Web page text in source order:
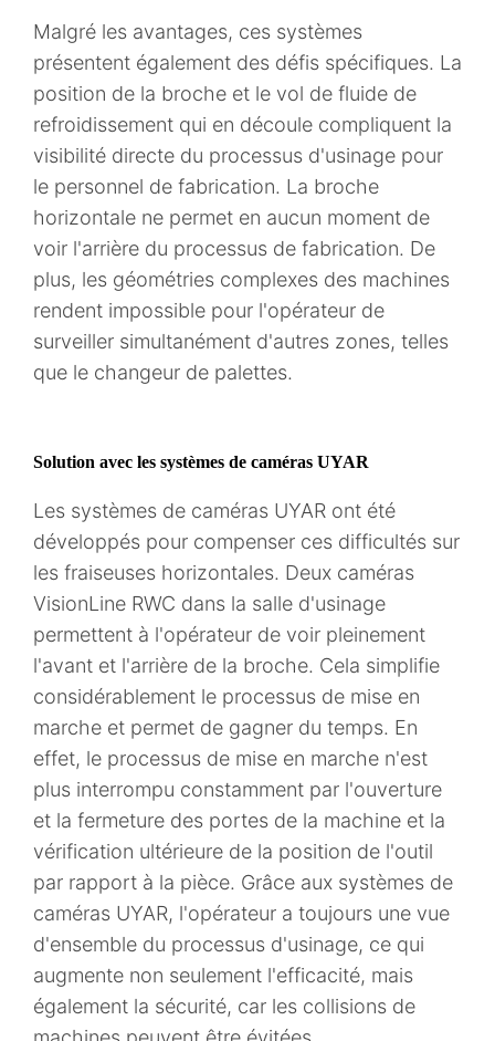
Malgré les avantages, ces systèmes
présentent également des défis spécifiques. La
position de la broche et le vol de fluide de
refroidissement qui en découle compliquent la
visibilité directe du processus d'usinage pour
le personnel de fabrication. La broche
horizontale ne permet en aucun moment de
voir l'arrière du processus de fabrication. De
plus, les géométries complexes des machines
rendent impossible pour l'opérateur de
surveiller simultanément d'autres zones, telles
que le changeur de palettes.
Solution avec les systèmes de caméras UYAR
Les systèmes de caméras UYAR ont été
développés pour compenser ces difficultés sur
les fraiseuses horizontales. Deux caméras
VisionLine RWC dans la salle d'usinage
permettent à l'opérateur de voir pleinement
l'avant et l'arrière de la broche. Cela simplifie
considérablement le processus de mise en
marche et permet de gagner du temps. En
effet, le processus de mise en marche n'est
plus interrompu constamment par l'ouverture
et la fermeture des portes de la machine et la
vérification ultérieure de la position de l'outil
par rapport à la pièce. Grâce aux systèmes de
caméras UYAR, l'opérateur a toujours une vue
d'ensemble du processus d'usinage, ce qui
augmente non seulement l'efficacité, mais
également la sécurité, car les collisions de